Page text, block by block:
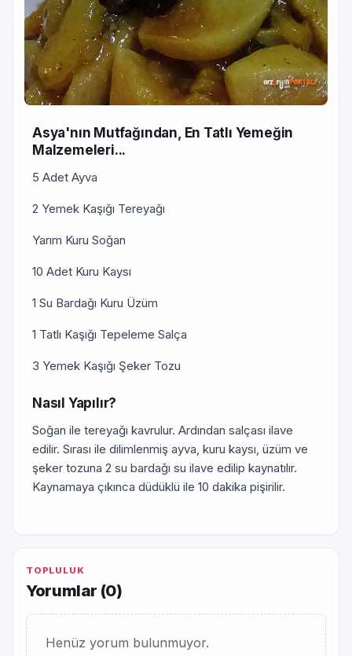
Asya'nın Mutfağından, En Tatlı Yemeğin
Malzemeleri...
5 Adet Ayva
2 Yemek Kaşığı Tereyağı
Yarım Kuru Soğan
10 Adet Kuru Kaysı
1 Su Bardağı Kuru Üzüm
1 Tatlı Kaşığı Tepeleme Salça
3 Yemek Kaşığı Şeker Tozu
Nasıl Yapılır?
Soğan ile tereyağı kavrulur. Ardından salçası ilave
edilir. Sırası ile dilimlenmiş ayva, kuru kaysı, üzüm ve
şeker tozuna 2 su bardağı su ilave edilip kaynatılır.
Kaynamaya çıkınca düdüklü ile 10 dakika pişirilir.
TOPLULUK
Yorumlar (0)
Henüz yorum bulunmuyor.